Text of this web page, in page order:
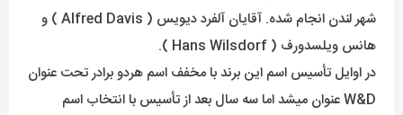
شهر لندن انجام شده. آقایان آلفرد دیویس ( Alfred Davis ) و
هانس ویلسدورف ( Hans Wilsdorf ).
در اوایل تأسیس اسم این برند با مخفف اسم هردو برادر تحت عنوان
W&D عنوان میشد اما سه سال بعد از تأسیس با انتخاب اسم